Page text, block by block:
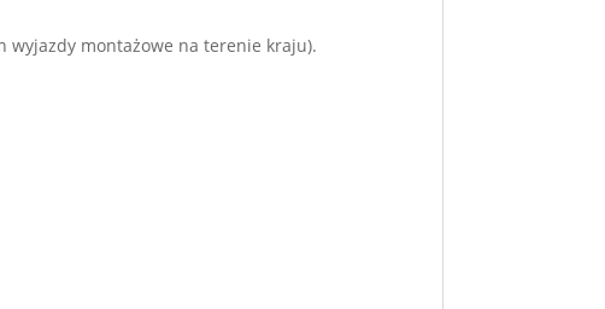
wyjazdy montażowe na terenie kraju).